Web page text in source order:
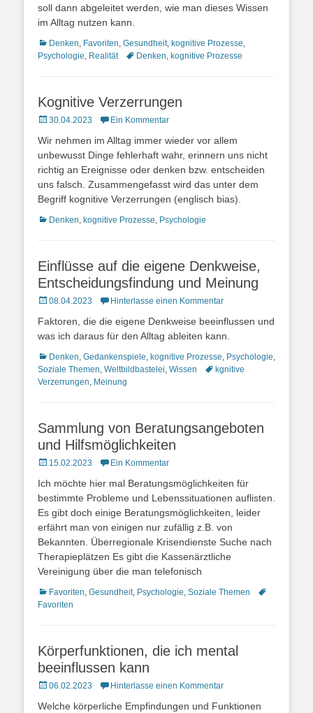
soll dann abgeleitet werden, wie man dieses Wissen
im Alltag nutzen kann.
Kategorien
Denken, Favoriten, Gesundheit, kognitive Prozesse,
Psychologie, Realität Schlagworte
Denken, kognitive Prozesse
Kognitive Verzerrungen
Posted
30.04.2023 Ein Kommentar
Wir nehmen im Alltag immer wieder vor allem
unbewusst Dinge fehlerhaft wahr, erinnern uns nicht
richtig an Ereignisse oder denken bzw. entscheiden
uns falsch. Zusammengefasst wird das unter dem
Begriff kognitive Verzerrungen (englisch bias).
Kategorien
Denken, kognitive Prozesse, Psychologie
Einflüsse auf die eigene Denkweise,
Entscheidungsfindung und Meinung
Posted
08.04.2023 Hinterlasse einen Kommentar
Faktoren, die die eigene Denkweise beeinflussen und
was ich daraus für den Alltag ableiten kann.
Kategorien
Denken, Gedankenspiele, kognitive Prozesse, Psychologie,
Soziale Themen, Weltbildbastelei, Wissen Schlagworte
kgnitive
Verzerrungen, Meinung
Sammlung von Beratungsangeboten
und Hilfsmöglichkeiten
Posted
15.02.2023 Ein Kommentar
Ich möchte hier mal Beratungsmöglichkeiten für
bestimmte Probleme und Lebenssituationen auflisten.
Es gibt doch einige Beratungsmöglichkeiten, leider
erfährt man von einigen nur zufällig z.B. von
Bekannten. Überregionale Krisendienste Suche nach
Therapieplätzen Es gibt die Kassenärztliche
Vereinigung über die man telefonisch
Kategorien
Favoriten, Gesundheit, Psychologie, Soziale Themen
Schlagworte
Favoriten
Körperfunktionen, die ich mental
beeinflussen kann
Posted
06.02.2023 Hinterlasse einen Kommentar
Welche körperliche Empfindungen und Funktionen